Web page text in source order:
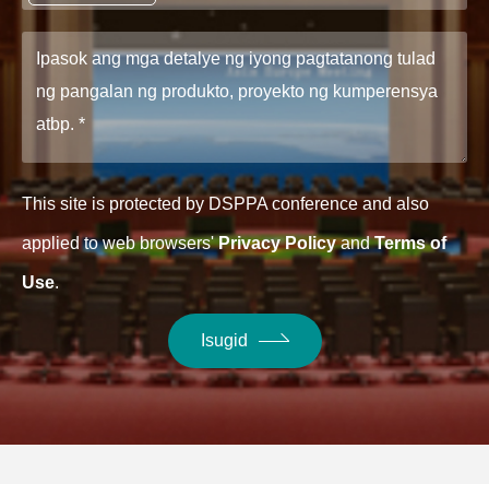
This site is protected by DSPPA conference and also
applied to web browsers'Privacy PolicyandTerms of
Use.
Isugid